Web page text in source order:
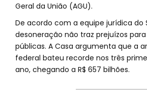
Geral da União (AGU).
De acordo com a equipe jurídica do
desoneração não traz prejuízos
públicas. A Casa argumenta que a
federal bateu recorde nos três
ano, chegando a R$ 657 bilhões.